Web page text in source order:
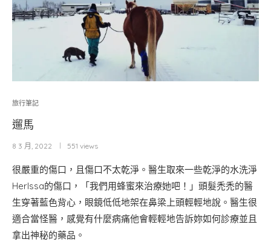
旅行筆記
遛馬
8 3 月, 2022 551 views
很嚴重的傷口，且傷口不太乾淨。醫生取來一些乾淨的水洗淨
HerIssa的傷口，「我們用蜂蜜來治療她吧！」頭髮禿禿的醫
生穿著藍色背心，眼鏡低低地架在鼻梁上頭輕輕地說。醫生很
適合當怪醫，感覺有什麼病痛他會輕輕地告訴妳如何診療並且
拿出神秘的藥品。